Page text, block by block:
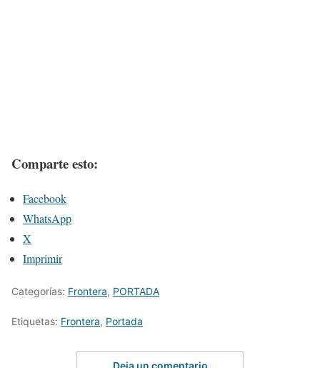
Comparte esto:
Facebook
WhatsApp
X
Imprimir
Categorías: Frontera, PORTADA
Etiquetas: Frontera, Portada